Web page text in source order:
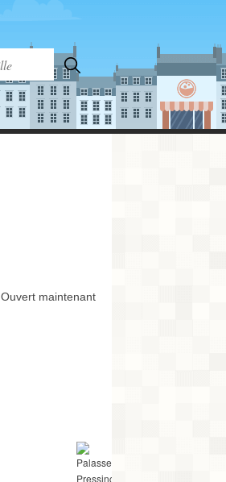
Ouvert maintenant